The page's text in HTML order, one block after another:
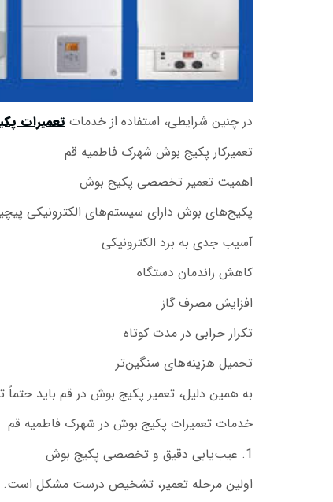
در چنین شرایطی، استفاده از خدمات تعمیرات
تعمیرکار پکیج بوش شهرک فاطمیه قم
اهمیت تعمیر تخصصی پکیج بوش
پکیج‌های بوش دارای سیستم‌های الکترونیکی
آسیب جدی به برد الکترونیکی
کاهش راندمان دستگاه
افزایش مصرف گاز
تکرار خرابی در مدت کوتاه
تحمیل هزینه‌های سنگین‌تر
به همین دلیل، تعمیر پکیج بوش در قم باید
خدمات تعمیرات پکیج بوش در شهرک فاطمیه قم
1. عیب‌یابی دقیق و تخصصی پکیج بوش
اولین مرحله تعمیر، تشخیص درست مشکل است.